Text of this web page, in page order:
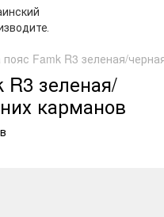
Famk R3 зеленая/
R3 зеленая/
карманов